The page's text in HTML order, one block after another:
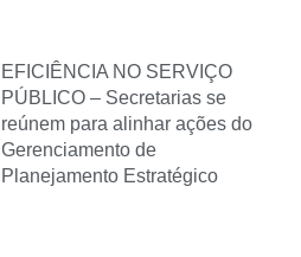
EFICIÊNCIA NO SERVIÇO
PÚBLICO – Secretarias se
reúnem para alinhar ações do
Gerenciamento de
Planejamento Estratégico